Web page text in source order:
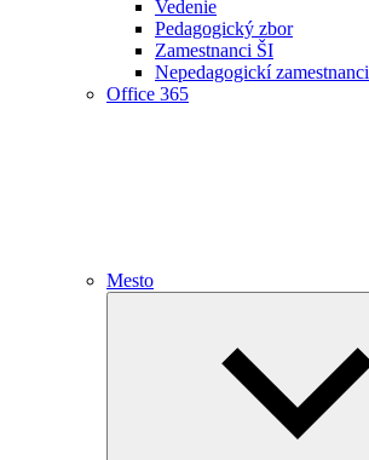
Vedenie
Pedagogický zbor
Zamestnanci ŠI
Nepedagogickí zamestnanci
Office 365
Mesto